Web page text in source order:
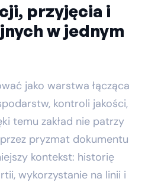
przyjęcia i
w jednym
jako warstwa łącząca
kontroli jakości,
temu zakład nie patrzy
pryzmat dokumentu
kontekst: historię
wykorzystanie na linii i